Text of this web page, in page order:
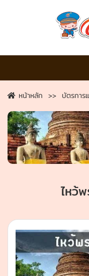
หน้าหลัก บัตรกา
ไหว้